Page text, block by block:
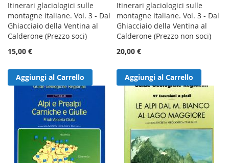
Itinerari glaciologici sulle
montagne italiane. Vol. 3 - Dal
Ghiacciaio della Ventina al
Calderone (Prezzo soci)
15,00 €
Aggiungi al Carrello
Itinerari glaciologici sulle
montagne italiane. Vol. 3 - Dal
Ghiacciaio della Ventina al
Calderone (Prezzo non soci)
20,00 €
Aggiungi al Carrello